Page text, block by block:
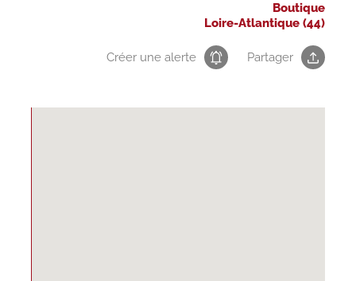
Boutique
Loire-Atlantique (44)
Créer une alerte Partager